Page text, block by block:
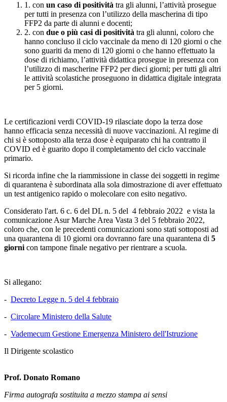
1. con un caso di positività tra gli alunni, l’attività prosegue
per tutti in presenza con l’utilizzo della mascherina di tipo
FFP2 da parte di alunni e docenti;
2. con due o più casi di positività tra gli alunni, coloro che
hanno concluso il ciclo vaccinale da meno di 120 giorni o che
sono guariti da meno di 120 giorni o che hanno effettuato la
dose di richiamo, l’attività didattica prosegue in presenza con
l’utilizzo di mascherine FFP2 per dieci giorni; per tutti gli altri
le attività scolastiche proseguono in didattica digitale integrata
per 5 giorni.
Le certificazioni verdi COVID-19 rilasciate dopo la terza dose
hanno efficacia senza necessità di nuove vaccinazioni. Al regime di
chi si è sottoposto alla terza dose è equiparato chi ha contratto il
COVID ed è guarito dopo il completamento del ciclo vaccinale
primario.
Si ricorda infine che la riammissione in classe dei soggetti in regime
di quarantena è subordinata alla sola dimostrazione di aver effettuato
un test antigenico rapido o molecolare con esito negativo.
Considerato l'art. 6 c. 6 del DL n. 5 del 4 febbraio 2022 e vista la
comunicazione Asur Marche Area Vasta 3 del 5 febbraio 2022,
coloro che, con le precedenti comunicazioni sono stati sottoposti ad
una quarantena di 10 giorni ora dovranno fare una quarantena di 5
giorni con tampone finale negativo per rientrare a scuola.
Si allegano:
- Decreto Legge n. 5 del 4 febbraio
- Circolare Ministero della Salute
- Vademecum Gestione Emergenza Ministero dell'Istruzione
Il Dirigente scolastico
Prof. Donato Romano
Firma autografa sostituita a mezzo stampa ai sensi